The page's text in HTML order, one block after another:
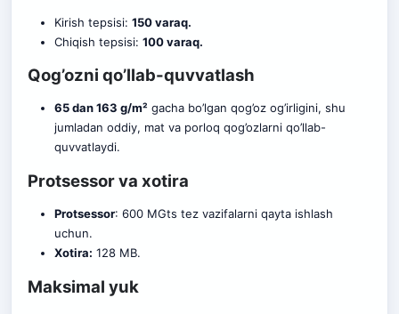
Kirish tepsisi: 150 varaq.
Chiqish tepsisi: 100 varaq.
Qog’ozni qo’llab-quvvatlash
65 dan 163 g/m² gacha bo’lgan qog’oz og’irligini, shu
jumladan oddiy, mat va porloq qog’ozlarni qo’llab-
quvvatlaydi.
Protsessor va xotira
Protsessor: 600 MGts tez vazifalarni qayta ishlash
uchun.
Xotira: 128 MB.
Maksimal yuk